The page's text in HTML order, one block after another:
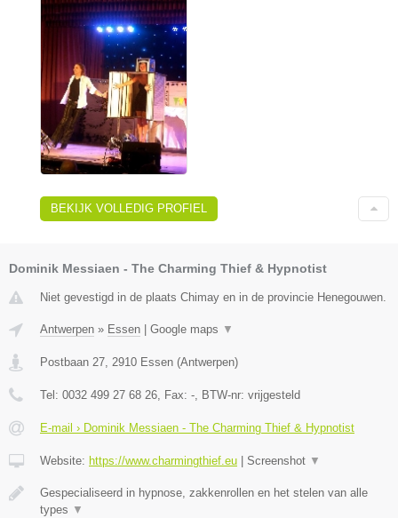
BEKIJK VOLLEDIG PROFIEL
Dominik Messiaen - The Charming Thief & Hypnotist
Niet gevestigd in de plaats Chimay en in de provincie Henegouwen.
Antwerpen » Essen Google maps ▼
Postbaan 27, 2910 Essen (Antwerpen)
Tel: 0032 499 27 68 26, Fax: -, BTW-nr: vrijgesteld
E-mail › Dominik Messiaen - The Charming Thief & Hypnotist
Website: https://www.charmingthief.eu Screenshot ▼
Gespecialiseerd in hypnose, zakkenrollen en het stelen van alle
types ▼